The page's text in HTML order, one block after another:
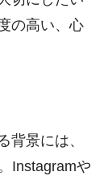
の高い、心
背景には、
Instagramや